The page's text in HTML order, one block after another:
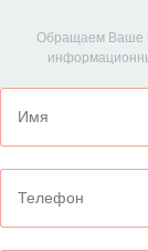
Обращаем Ваше